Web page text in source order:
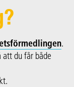
.
att du får både